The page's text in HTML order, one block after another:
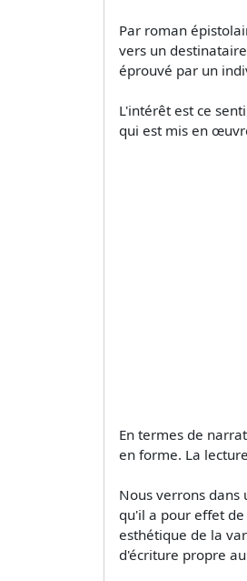
Par roman
vers un
éprouvé par un
L'intérêt est ce
qui est mis en
En termes de
en forme. La
Nous verrons
qu'il a pour effet
esthétique de la
d'écriture propre